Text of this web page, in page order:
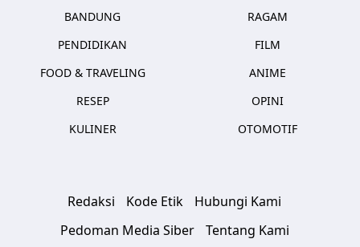
BANDUNG
PENDIDIKAN
FOOD & TRAVELING
RESEP
KULINER
RAGAM
FILM
ANIME
OPINI
OTOMOTIF
Redaksi Kode Etik
Hubungi Kami
Pedoman Media Siber
Tentang Kami